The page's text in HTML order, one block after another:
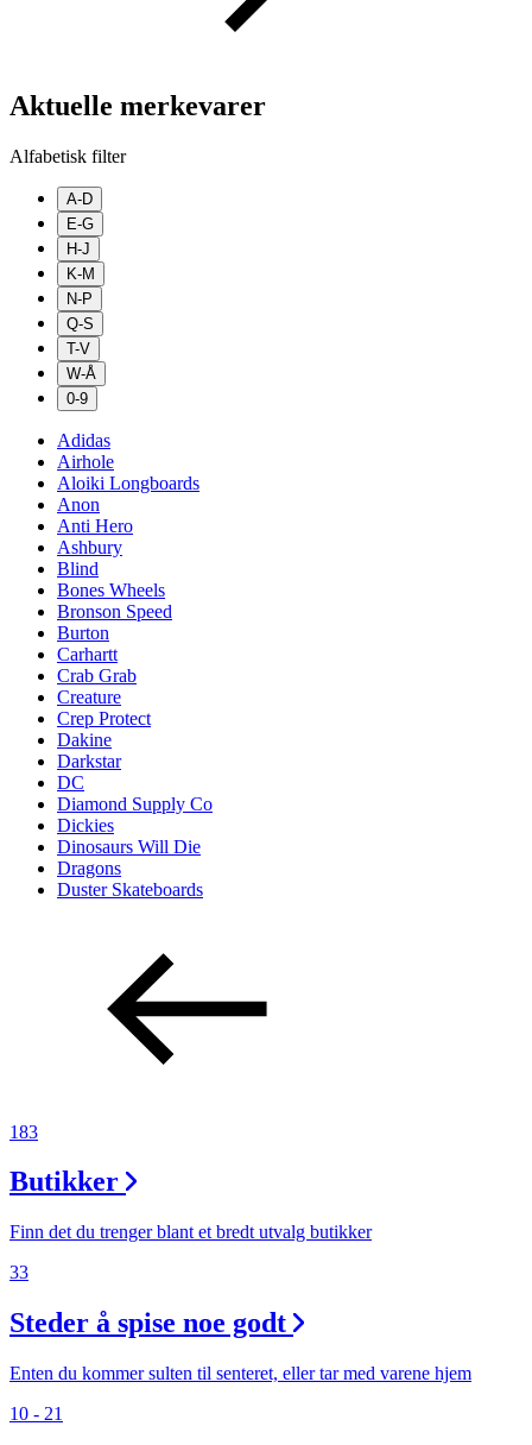
Aktuelle merkevarer
Alfabetisk filter
A-D
E-G
H-J
K-M
N-P
Q-S
T-V
W-Å
0-9
Adidas
Airhole
Aloiki Longboards
Anon
Anti Hero
Ashbury
Blind
Bones Wheels
Bronson Speed
Burton
Carhartt
Crab Grab
Creature
Crep Protect
Dakine
Darkstar
DC
Diamond Supply Co
Dickies
Dinosaurs Will Die
Dragons
Duster Skateboards
183
Butikker
Finn det du trenger blant et bredt utvalg butikker
33
Steder å spise noe godt
Enten du kommer sulten til senteret, eller tar med varene hjem
10 - 21